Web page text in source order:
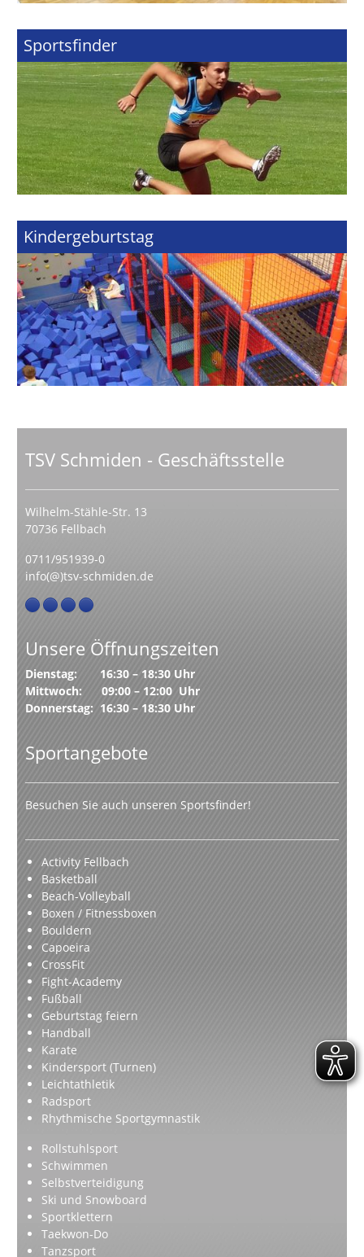
Sportsfinder
Kindergeburtstag
TSV Schmiden - Geschäftsstelle
Wilhelm-Stähle-Str. 13
70736 Fellbach
0711/951939-0
info(@)tsv-schmiden.de
Unsere Öffnungszeiten
Dienstag: 16:30 – 18:30 Uhr
Mittwoch: 09:00 – 12:00 Uhr
Donnerstag: 16:30 – 18:30 Uhr
Sportangebote
Besuchen Sie auch unseren Sportsfinder!
Activity Fellbach
Basketball
Beach-Volleyball
Boxen / Fitnessboxen
Bouldern
Capoeira
CrossFit
Fight-Academy
Fußball
Geburtstag feiern
Handball
Karate
Kindersport (Turnen)
Leichtathletik
Radsport
Rhythmische Sportgymnastik
Rollstuhlsport
Schwimmen
Selbstverteidigung
Ski und Snowboard
Sportklettern
Taekwon-Do
Tanzsport